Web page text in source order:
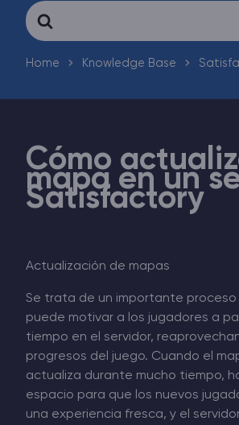
Search
For
Home Knowledge Base
Cómo
mapa en un
Satisfactory
Actualización de mapas
Se trata de un importante proceso
puede motivar a los jugadores a
tiempo en el servidor,
progresos del juego. Cuando el
actualiza durante mucho tiempo,
espacio para que los nuevos
una experiencia fresca, y el